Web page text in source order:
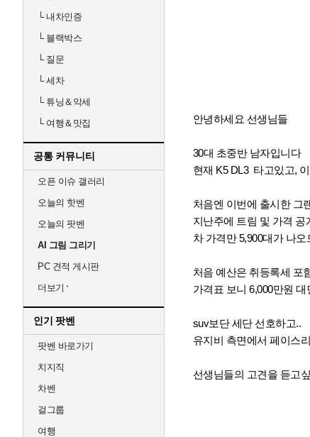
└내차인증
└블랙박스
└질문
└세차
└튜닝＆악세
└여행＆맛집
공통 커뮤니티
오픈 이슈 갤러리
오늘의 핫벤
오늘의 팟벤
AI 그림 그리기
PC 견적 게시판
더보기
인기 팟벤
팟벤 바로가기
치지직
차벤
걸그룹
여행
안녕하세요 선생님들
30대 초중반 남자입니다
현재 K5 DL3 타고있고,
처음엔 이번에 출시한 그
지난주에 트림 및 가격
차 가격만 5,900대가 나오
처음 예산은 취등록세 포
가격표 보니 6,000만원
suv보단 세단 선호하고..
유지비 측면에서 페이스
선생님들의 고견을 듣고